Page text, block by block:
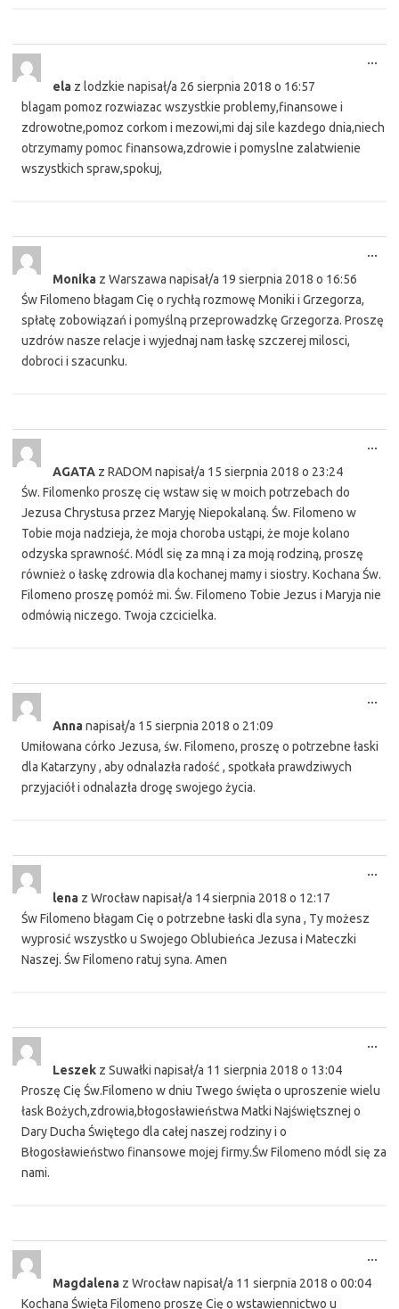
ela z lodzkie napisał/a 26 sierpnia 2018 o 16:57
blagam pomoz rozwiazac wszystkie problemy,finansowe i
zdrowotne,pomoz corkom i mezowi,mi daj sile kazdego dnia,niech
otrzymamy pomoc finansowa,zdrowie i pomyslne zalatwienie
wszystkich spraw,spokuj,
...
Monika z Warszawa napisał/a 19 sierpnia 2018 o 16:56
Św Filomeno błagam Cię o rychłą rozmowę Moniki i Grzegorza,
spłatę zobowiązań i pomyślną przeprowadzkę Grzegorza. Proszę
uzdrów nasze relacje i wyjednaj nam łaskę szczerej milosci,
dobroci i szacunku.
...
AGATA z RADOM napisał/a 15 sierpnia 2018 o 23:24
Św. Filomenko proszę cię wstaw się w moich potrzebach do
Jezusa Chrystusa przez Maryję Niepokalaną. Św. Filomeno w
Tobie moja nadzieja, że moja choroba ustąpi, że moje kolano
odzyska sprawność. Módl się za mną i za moją rodziną, proszę
również o łaskę zdrowia dla kochanej mamy i siostry. Kochana Św.
Filomeno proszę pomóż mi. Św. Filomeno Tobie Jezus i Maryja nie
odmówią niczego. Twoja czcicielka.
...
Annanapisał/a 15 sierpnia 2018 o 21:09
Umiłowana córko Jezusa, św. Filomeno, proszę o potrzebne łaski
dla Katarzyny , aby odnalazła radość , spotkała prawdziwych
przyjaciół i odnalazła drogę swojego życia.
...
lena z Wrocławnapisał/a 14 sierpnia 2018 o 12:17
Św Filomeno błagam Cię o potrzebne łaski dla syna , Ty możesz
wyprosić wszystko u Swojego Oblubieńca Jezusa i Mateczki
Naszej. Św Filomeno ratuj syna. Amen
...
Leszek z Suwałki napisał/a 11 sierpnia 2018 o 13:04
Proszę Cię Św.Filomeno w dniu Twego święta o uproszenie wielu
łask Bożych,zdrowia,błogosławieństwa Matki Najświętsznej o
Dary Ducha Świętego dla całej naszej rodziny i o
Błogosławieństwo finansowe mojej firmy.Św Filomeno módl się za
nami.
...
Magdalena z Wrocławnapisał/a 11 sierpnia 2018 o 00:04
Kochana Święta Filomeno proszę Cię o wstawiennictwo u
...